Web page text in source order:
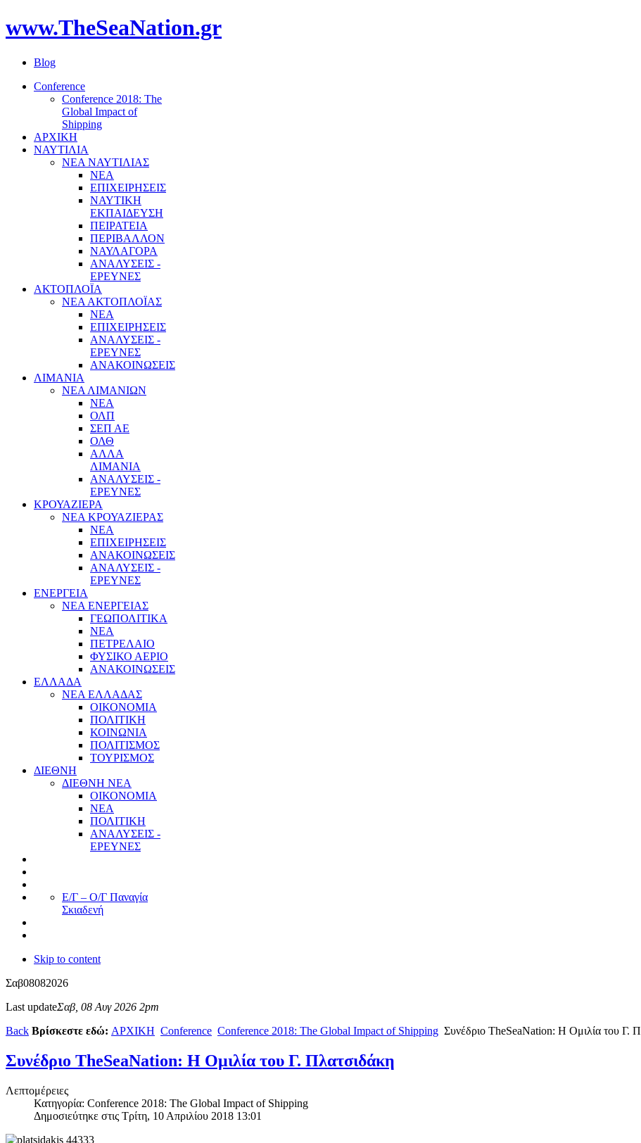
www.TheSeaNation.gr
Blog
Conference
Conference 2018: The
Global Impact of
Shipping
ΑΡΧΙΚΗ
ΝΑΥΤΙΛΙΑ
ΝΕΑ ΝΑΥΤΙΛΙΑΣ
ΝΕΑ
ΕΠΙΧΕΙΡΗΣΕΙΣ
ΝΑΥΤΙΚΗ
ΕΚΠΑΙΔΕΥΣΗ
ΠΕΙΡΑΤΕΙΑ
ΠΕΡΙΒΑΛΛΟΝ
ΝΑΥΛΑΓΟΡΑ
ΑΝΑΛΥΣΕΙΣ -
ΕΡΕΥΝΕΣ
ΑΚΤΟΠΛΟΪΑ
ΝΕΑ ΑΚΤΟΠΛΟΪΑΣ
ΝΕΑ
ΕΠΙΧΕΙΡΗΣΕΙΣ
ΑΝΑΛΥΣΕΙΣ -
ΕΡΕΥΝΕΣ
ΑΝΑΚΟΙΝΩΣΕΙΣ
ΛΙΜΑΝΙΑ
ΝΕΑ ΛΙΜΑΝΙΩΝ
ΝΕΑ
ΟΛΠ
ΣΕΠ ΑΕ
ΟΛΘ
ΑΛΛΑ
ΛΙΜΑΝΙΑ
ΑΝΑΛΥΣΕΙΣ -
ΕΡΕΥΝΕΣ
ΚΡΟΥΑΖΙΕΡΑ
ΝΕΑ ΚΡΟΥΑΖΙΕΡΑΣ
NEA
ΕΠΙΧΕΙΡΗΣΕΙΣ
ΑΝΑΚΟΙΝΩΣΕΙΣ
ΑΝΑΛΥΣΕΙΣ -
ΕΡΕΥΝΕΣ
ΕΝΕΡΓΕΙΑ
ΝΕΑ ΕΝΕΡΓΕΙΑΣ
ΓΕΩΠΟΛΙΤΙΚΑ
ΝΕΑ
ΠΕΤΡΕΛΑΙΟ
ΦΥΣΙΚΟ ΑΕΡΙΟ
ΑΝΑΚΟΙΝΩΣΕΙΣ
ΕΛΛΑΔΑ
ΝΕΑ ΕΛΛΑΔΑΣ
ΟΙΚΟΝΟΜΙΑ
ΠΟΛΙΤΙΚΗ
ΚΟΙΝΩΝΙΑ
ΠΟΛΙΤΙΣΜΟΣ
ΤΟΥΡΙΣΜΟΣ
ΔΙΕΘΝΗ
ΔΙΕΘΝΗ ΝΕΑ
ΟΙΚΟΝΟΜΙΑ
ΝΕΑ
ΠΟΛΙΤΙΚΗ
ΑΝΑΛΥΣΕΙΣ -
ΕΡΕΥΝΕΣ
Ε/Γ – Ο/Γ Παναγία
Σκιαδενή
Skip to content
Σαβ08082026
Last updateΣαβ, 08 Αυγ 2026 2pm
Back Βρίσκεστε εδώ: ΑΡΧΙΚΗ Conference Conference 2018: The Global Impact of Shipping Συνέδριο TheSeaNation: Η Ομιλία του Γ.
Συνέδριο TheSeaNation: Η Ομιλία του Γ. Πλατσιδάκη
Λεπτομέρειες
Κατηγορία: Conference 2018: The Global Impact of Shipping
Δημοσιεύτηκε στις Τρίτη, 10 Απριλίου 2018 13:01